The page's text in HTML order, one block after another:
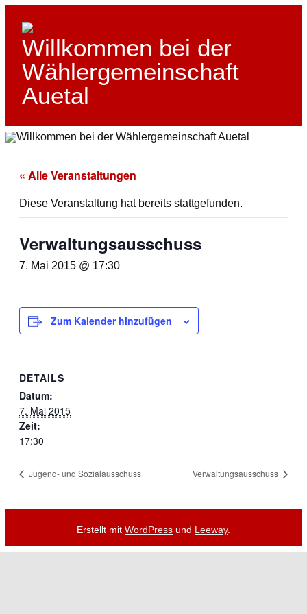
Skip
content
Willkommen bei der
Wählergemeinschaft
Auetal
« Alle Veranstaltungen
Diese Veranstaltung hat bereits stattgefunden.
Verwaltungsausschuss
7. Mai 2015 @ 17:30
Zum Kalender hinzufügen
DETAILS
Datum:
7. Mai 2015
Zeit:
17:30
Jugend- und Sozialausschuss Verwaltungsausschuss
Erstellt mit WordPress und Leeway.